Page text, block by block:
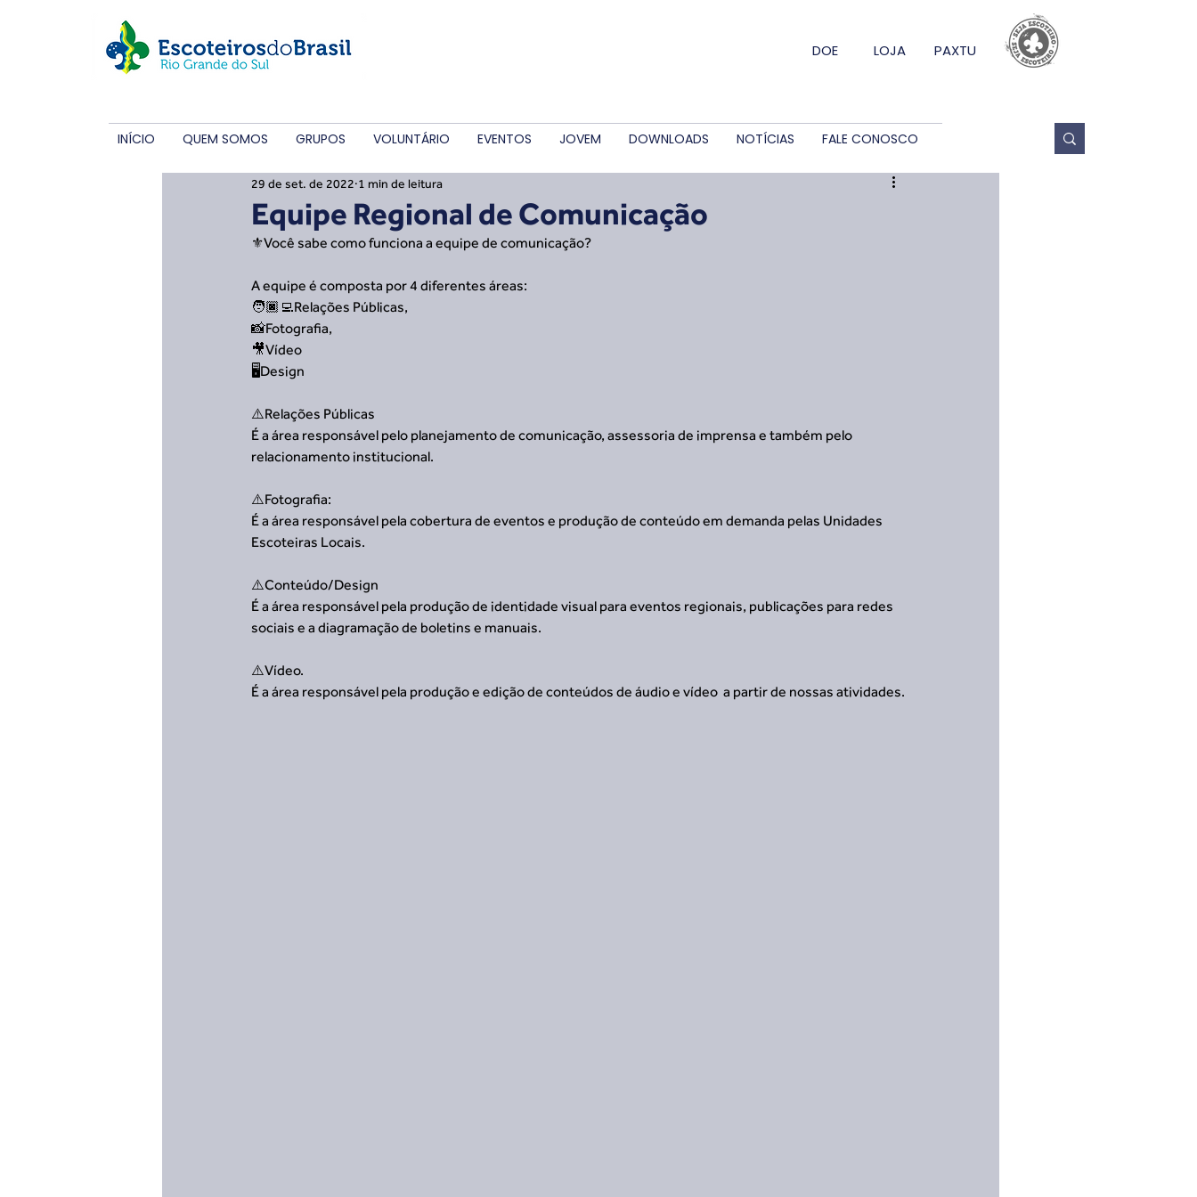
DOE LOJA PAXTU
INÍCIO QUEM SOMOS GRUPOS VOLUNTÁRIO EVENTOS JOVEM DOWNLOADS NOTÍCIAS FALE CONOSCO
Equipe Regional de Comunicação
29 de set. de 2022 1 min de leitura
⚜️Você sabe como funciona a equipe de comunicação?
A equipe é composta por 4 diferentes áreas:
🧑🏿‍💻Relações Públicas,
📸Fotografia,
🎥Vídeo
🖥️Design
⚠️Relações Públicas
É a área responsável pelo planejamento de comunicação, assessoria de imprensa e também pelo
relacionamento institucional.
⚠️Fotografia:
É a área responsável pela cobertura de eventos e produção de conteúdo em demanda pelas Unidades
Escoteiras Locais.
⚠️Conteúdo/Design
É a área responsável pela produção de identidade visual para eventos regionais, publicações para redes
sociais e a diagramação de boletins e manuais.
⚠️Vídeo.
É a área responsável pela produção e edição de conteúdos de áudio e vídeo  a partir de nossas atividades.